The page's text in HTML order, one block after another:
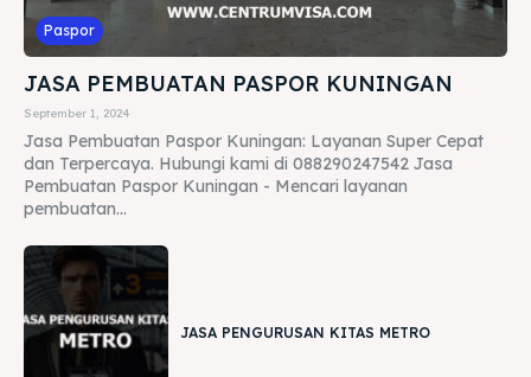
Paspor
JASA PEMBUATAN PASPOR KUNINGAN
September 1, 2024
Jasa Pembuatan Paspor Kuningan: Layanan Super Cepat
dan Terpercaya. Hubungi kami di 088290247542 Jasa
Pembuatan Paspor Kuningan - Mencari layanan
pembuatan...
JASA PENGURUSAN KITAS METRO